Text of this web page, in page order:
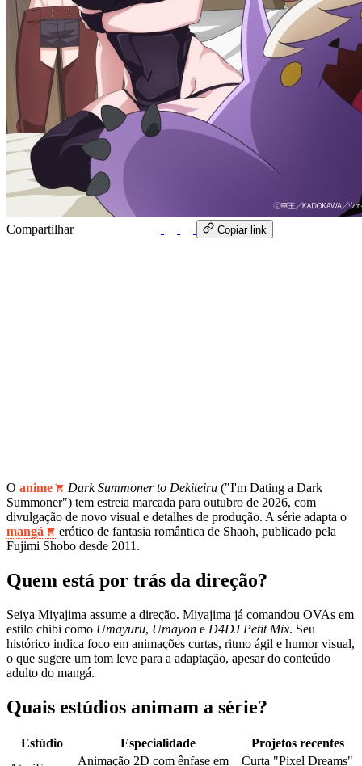
Compartilhar Copiar link
O anime Dark Summoner to Dekiteiru ("I'm Dating a Dark
Summoner") tem estreia marcada para outubro de 2026, com
divulgação de novo visual e detalhes de produção. A série adapta o
mangá
erótico de fantasia romântica de Shaoh, publicado pela
Fujimi Shobo desde 2011.
Quem está por trás da direção?
Seiya Miyajima assume a direção. Miyajima já comandou OVAs em
estilo chibi como Umayuru, Umayon e D4DJ Petit Mix. Seu
histórico indica foco em animações curtas, ritmo ágil e humor visual,
o que sugere um tom leve para a adaptação, apesar do conteúdo
adulto do mangá.
Quais estúdios animam a série?
Estúdio Especialidade
Projetos recentes
Animação 2D com ênfase em Curta "Pixel Dreams"